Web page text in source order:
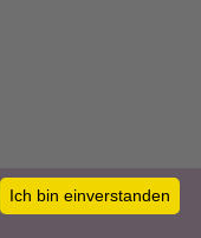
Ich bin einverstanden